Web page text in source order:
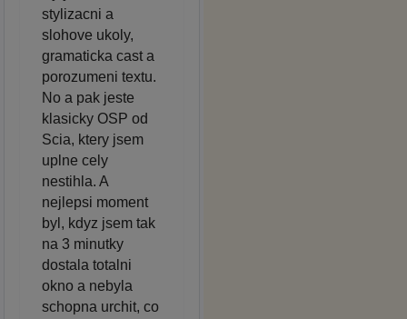
stylizacni a
slohove ukoly,
gramaticka cast a
porozumeni textu.
No a pak jeste
klasicky OSP od
Scia, ktery jsem
uplne cely
nestihla. A
nejlepsi moment
byl, kdyz jsem tak
na 3 minutky
dostala totalni
okno a nebyla
schopna urchit, co